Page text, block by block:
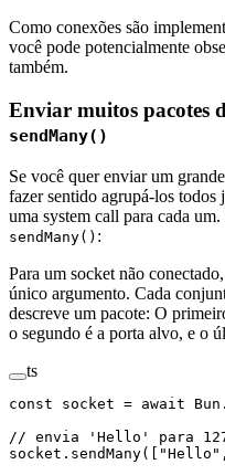
Como conexões são
você pode potencialmente
também.
Enviar muitos pacotes
sendMany()
Se você quer enviar um
fazer sentido agrupá-los todos
uma system call para cada
sendMany() :
Para um socket não conectado,
único argumento. Cada
descreve um pacote: O
o segundo é a porta alvo, e o
ts
const socket = await Bun.
// envia 'Hello' para
socket. sendMany([ "Hello"